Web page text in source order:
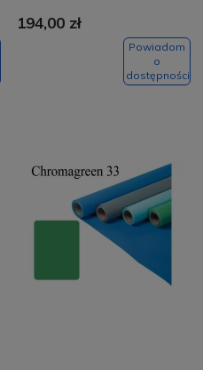
194,00 zł
Powiadom
o
dostępności